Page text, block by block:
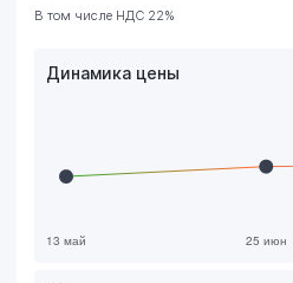
В том числе НДС 22%
Динамика цены